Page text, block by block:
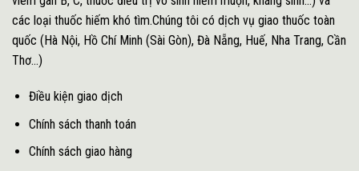
các loại thuốc hiếm khó tìm.Chúng tôi có dịch vụ giao thuốc toàn
quốc (Hà Nội, Hồ Chí Minh (Sài Gòn), Đà Nẵng, Huế, Nha Trang, Cần
Thơ...)
Điều kiện giao dịch
Chính sách thanh toán
Chính sách giao hàng